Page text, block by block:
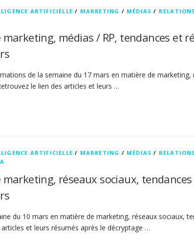
ARTIFICIELLE / MARKETING / MÉDIAS /
marketing, médias / RP, tendances et
de la semaine du 17 mars en matière de marketing,
le lien des articles et leurs …
ARTIFICIELLE / MARKETING / MÉDIAS /
marketing, réseaux sociaux, tendances
du 10 mars en matière de marketing, réseaux sociaux,
et leurs résumés après le décryptage …